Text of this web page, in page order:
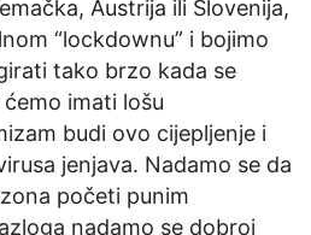
Austrija ili Slovenija,
“lockdownu” i bojimo
tako brzo kada se
imati lošu
budi ovo cijepljenje i
jenjava. Nadamo se da
početi punim
nadamo se dobroj